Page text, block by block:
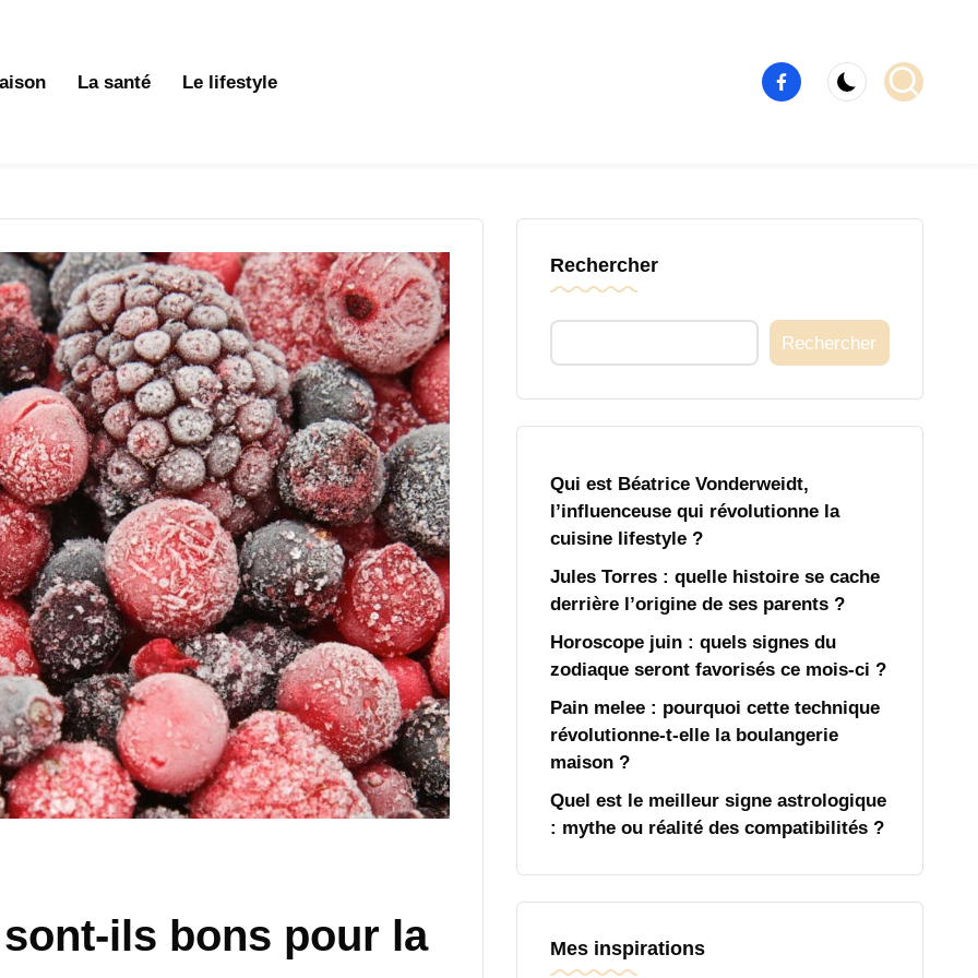
La santé Le lifestyle
Élément
de
ils bons pour la
Rechercher
Rechercher
Qui est Béatrice Vonderweidt,
l’influenceuse qui révolutionne la
cuisine lifestyle ?
Jules Torres : quelle histoire se cache
derrière l’origine de ses parents ?
Horoscope juin : quels signes du
zodiaque seront favorisés ce mois-ci ?
Pain melee : pourquoi cette technique
révolutionne-t-elle la boulangerie
maison ?
Quel est le meilleur signe astrologique
: mythe ou réalité des compatibilités ?
Mes inspirations